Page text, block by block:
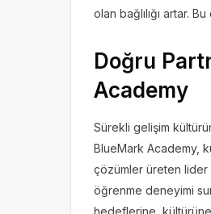
olan bağlılığı artar.
Doğru
Academy
Sürekli gelişim
BlueMark Academy,
çözümler üreten lider
öğrenme deneyimi
hedeflerine,